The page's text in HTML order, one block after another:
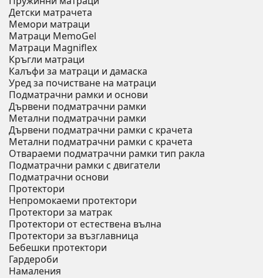
Детски матрачета
Мемори матраци
Mатраци MemoGel
Матраци Мagniflex
Кръгли матраци
Калъфи за матраци и дамаска
Уред за почистване на матраци
Подматрачни рамки и основи
Дървени подматрачни рамки
Метални подматрачни рамки
Дървени подматрачни рамки с крачета
Метални подматрачни рамки с крачета
Отвараеми подматрачни рамки тип ракла
Подматрачни рамки с двигатели
Подматрачни основи
Протектори
Непромокаеми протектори
Протектори за матрак
Протектори от естествена вълна
Протектори за възглавница
Бебешки протектори
Гардероби
Намаления